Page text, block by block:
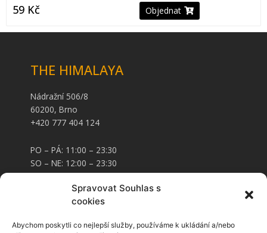
Spravovat Souhlas s
cookies
Abychom poskytli co nejlepší služby, používáme k ukládání a/nebo
59 Kč Objednat
THE HIMALAYA
Nádražní 506/8
60200, Brno
+420 777 404 124
PO – PÁ: 11:00 – 23:30
SO – NE: 12:00 – 23:30
KARTY A STRAVENKY
Stravenky